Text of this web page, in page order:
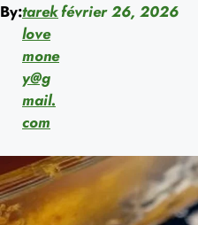
By:tarek
love
mone
y@g
mail.
com
février 26, 2026